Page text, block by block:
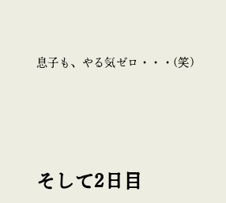
息子も、やる気ゼロ・・・(笑)
そして2日目